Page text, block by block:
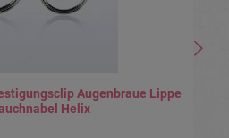
Augenbraue Lippe
Ohr Bauchnabel Helix